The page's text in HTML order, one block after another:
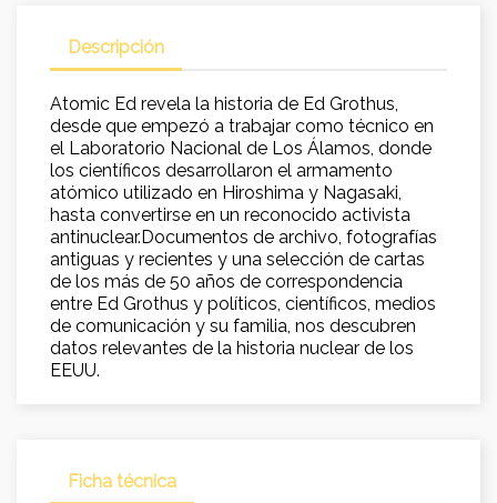
Descripción
Atomic Ed revela la historia de Ed Grothus,
desde que empezó a trabajar como técnico en
el Laboratorio Nacional de Los Álamos, donde
los científicos desarrollaron el armamento
atómico utilizado en Hiroshima y Nagasaki,
hasta convertirse en un reconocido activista
antinuclear.Documentos de archivo, fotografías
antiguas y recientes y una selección de cartas
de los más de 50 años de correspondencia
entre Ed Grothus y políticos, científicos, medios
de comunicación y su familia, nos descubren
datos relevantes de la historia nuclear de los
EEUU.
Ficha técnica